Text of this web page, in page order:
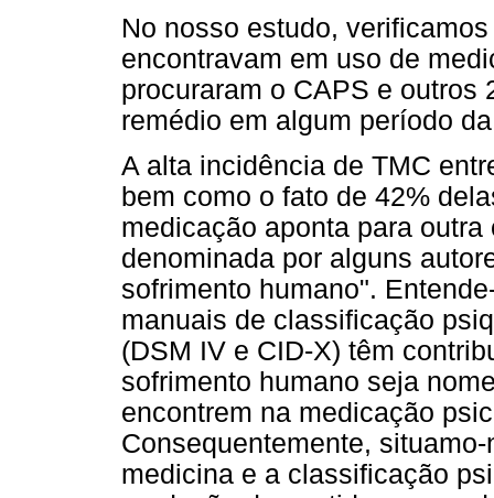
No nosso estudo,
encontravam em uso de
procuraram o CAPS e outros
remédio em algum período
A alta incidência de TMC
bem como o fato de 42%
medicação aponta para
denominada por alguns
sofrimento humano".
manuais de classificação
(DSM IV e CID-X) têm
sofrimento humano seja
encontrem na medicação
Consequentemente,
medicina e a classificação